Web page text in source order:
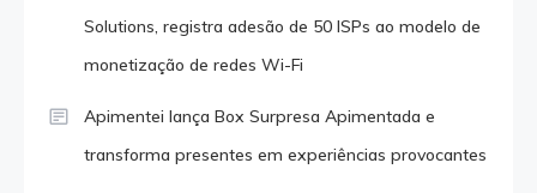
Solutions, registra adesão de 50 ISPs ao modelo de
monetização de redes Wi-Fi
Apimentei lança Box Surpresa Apimentada e
transforma presentes em experiências provocantes